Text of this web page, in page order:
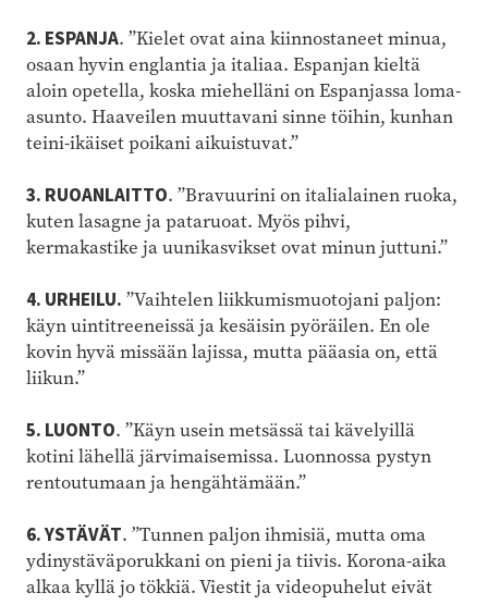
2. ESPANJA. ”Kielet ovat aina kiinnostaneet minua,
osaan hyvin englantia ja italiaa. Espanjan kieltä
aloin opetella, koska miehelläni on Espanjassa loma-
asunto. Haaveilen muuttavani sinne töihin, kunhan
teini-ikäiset poikani aikuistuvat.”
3. RUOANLAITTO. ”Bravuurini on italialainen ruoka,
kuten lasagne ja pataruoat. Myös pihvi,
kermakastike ja uunikasvikset ovat minun juttuni.”
4. URHEILU. ”Vaihtelen liikkumismuotojani paljon:
käyn uintitreeneissä ja kesäisin pyöräilen. En ole
kovin hyvä missään lajissa, mutta pääasia on, että
liikun.”
5. LUONTO. ”Käyn usein metsässä tai kävelyillä
kotini lähellä järvimaisemissa. Luonnossa pystyn
rentoutumaan ja hengähtämään.”
6. YSTÄVÄT. ”Tunnen paljon ihmisiä, mutta oma
ydinystäväporukkani on pieni ja tiivis. Korona-aika
alkaa kyllä jo tökkiä. Viestit ja videopuhelut eivät